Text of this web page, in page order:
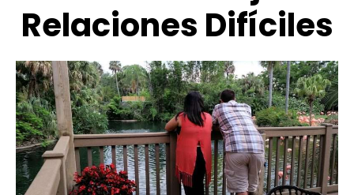
Relaciones Difíciles